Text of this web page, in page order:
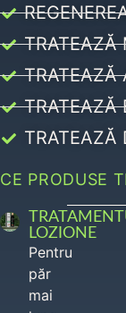
TRATEAZĂ
TRATEAZĂ
TRATEAZĂ
TRATEAZĂ
CE PRODUSE
LOZIONE
Pentru
păr
mai